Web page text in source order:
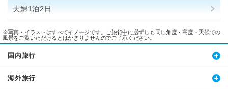
夫婦1泊2日
※写真・イラストはすべてイメージです。ご旅行中に必ずしも同じ角度・高度・天候での
風景をご覧いただけるとはかぎりませんのでご了承ください。
国内旅行
海外旅行